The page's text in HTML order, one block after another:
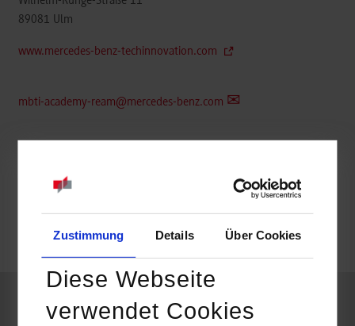
Zustimmung Details Über Cookies
Diese Webseite
verwendet Cookies
89081 Ulm
www.mercedes-benz-techinnovation.com
mbti-academy-ream@mercedes-benz.com
Informatik